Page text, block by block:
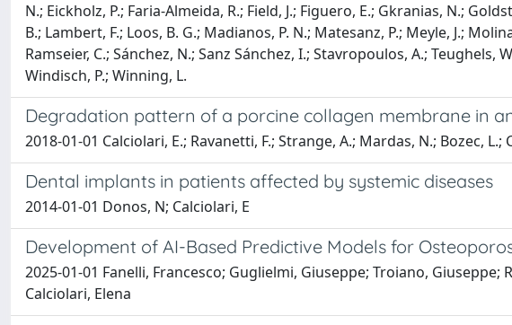
N.; Eickholz, P.; Faria-Almeida, R.; Field, J.; Figuero, E.; Gkranias, N.;
B.; Lambert, F.; Loos, B. G.; Madianos, P. N.; Matesanz, P.; Meyle, J.;
Ramseier, C.; Sánchez, N.; Sanz Sánchez, I.; Stavropoulos, A.; Teughels,
Windisch, P.; Winning, L.
Degradation pattern of a porcine collagen membrane in
2018-01-01 Calciolari, E.; Ravanetti, F.; Strange, A.; Mardas, N.; Bozec,
Dental implants in patients affected by systemic diseases
2014-01-01 Donos, N; Calciolari, E
Development of AI-Based Predictive Models for
2025-01-01 Fanelli, Francesco; Guglielmi, Giuseppe; Troiano,
Calciolari, Elena